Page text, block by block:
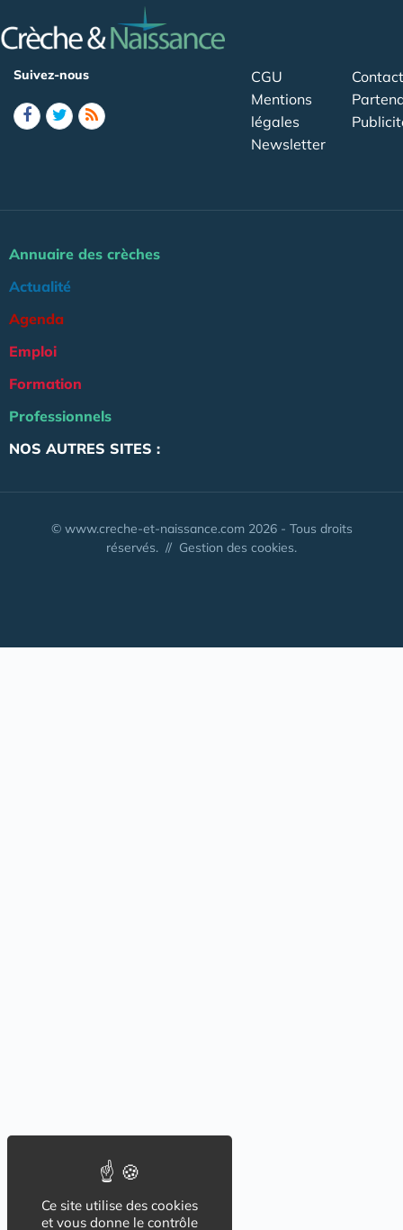
Suivez-nous
CGU
Mentions
légales
Newsletter
Contact
Annuaire des crèches
Actualité
Agenda
Emploi
Formation
Professionnels
NOS AUTRES SITES :
© www.creche-et-naissance.com 2026 - Tous droits
réservés. // Gestion des cookies.
Ce site utilise des cookies
et vous donne le contrôle